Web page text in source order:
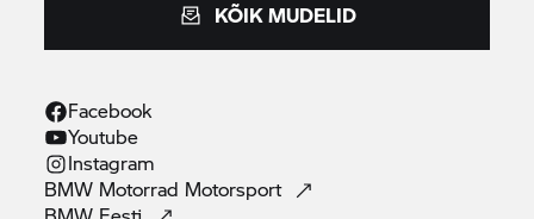
KÕIK MUDELID
Facebook
Youtube
Instagram
BMW Motorrad Motorsport